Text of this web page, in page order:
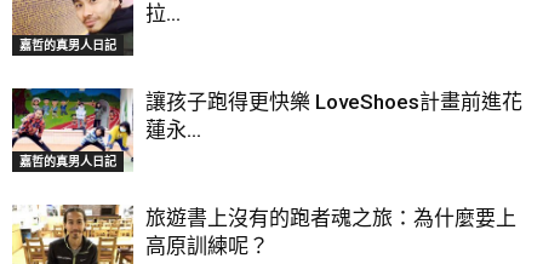
嘉哲的真男人日記
拉...
嘉哲的真男人日記
讓孩子跑得更快樂 LoveShoes計畫前進花
蓮永...
旅遊書上沒有的跑者魂之旅：為什麼要上
高原訓練呢？